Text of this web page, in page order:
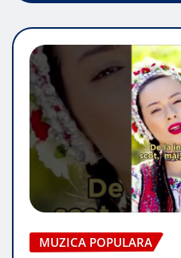
MUZICA POPULARA